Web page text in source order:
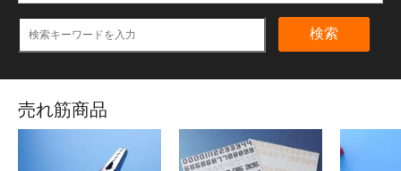
検索
売れ筋商品